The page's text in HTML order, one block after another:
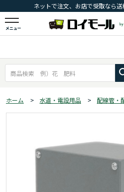
ネットで注文、お店で受取なら
メニュー
ホーム > 水道・電設用品 > 配線管・